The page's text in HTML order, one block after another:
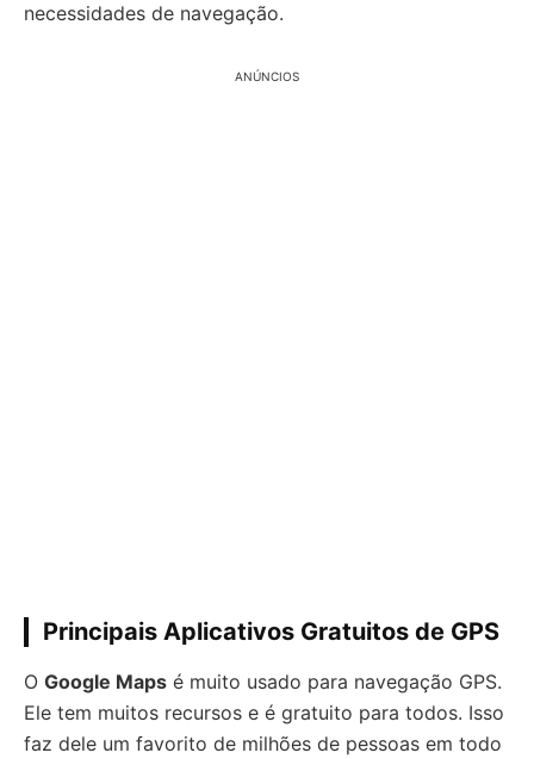
necessidades de navegação.
ANÚNCIOS
Principais Aplicativos Gratuitos de GPS
O Google Maps é muito usado para navegação GPS.
Ele tem muitos recursos e é gratuito para todos. Isso
faz dele um favorito de milhões de pessoas em todo